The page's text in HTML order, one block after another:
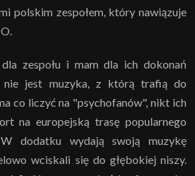
polskim zespołem, który nawiązuje
dla zespołu i mam dla ich dokonań
nie jest muzyka, z którą trafią do
co liczyć na "psychofanów", nikt ich
na europejską trasę popularnego
dodatku wydają swoją muzykę
wciskali się do głębokiej niszy.